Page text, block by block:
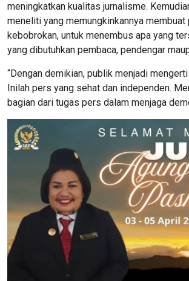
meningkatkan kualitas jurnalisme.
meneliti yang memungkinkannya
kebobrokan, untuk menembus apa yang
yang dibutuhkan pembaca, pendengar
“Dengan demikian, publik menjadi
Inilah pers yang sehat dan independen.
bagian dari tugas pers dalam menjaga